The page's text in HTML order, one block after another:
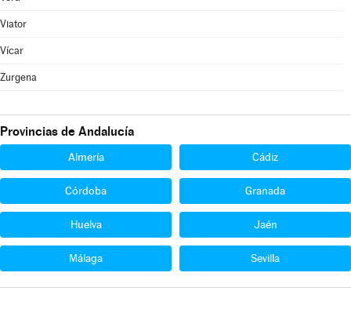
Viator
Vícar
Zurgena
Provincias de Andalucía
Almería Cádiz
Córdoba Granada
Huelva Jaén
Málaga Sevilla